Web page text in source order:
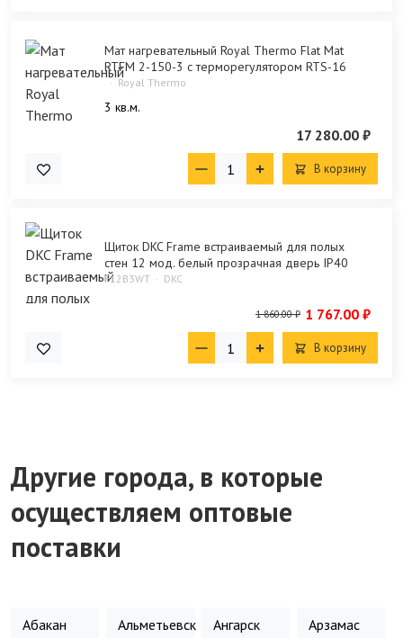
Мат нагревательный Royal Thermo Flat Mat
RTFM 2-150-3 с терморегулятором RTS-16
Royal Thermo
3 кв.м.
17 280.00 ₽
В корзину
Щиток DKC Frame встраиваемый для полых
стен 12 мод. белый прозрачная дверь IP40
F12B3WT DKC
1 860.00 ₽ 1 767.00 ₽
В корзину
Другие города, в которые
осуществляем оптовые
поставки
Абакан Альметьевск Ангарск Арзамас